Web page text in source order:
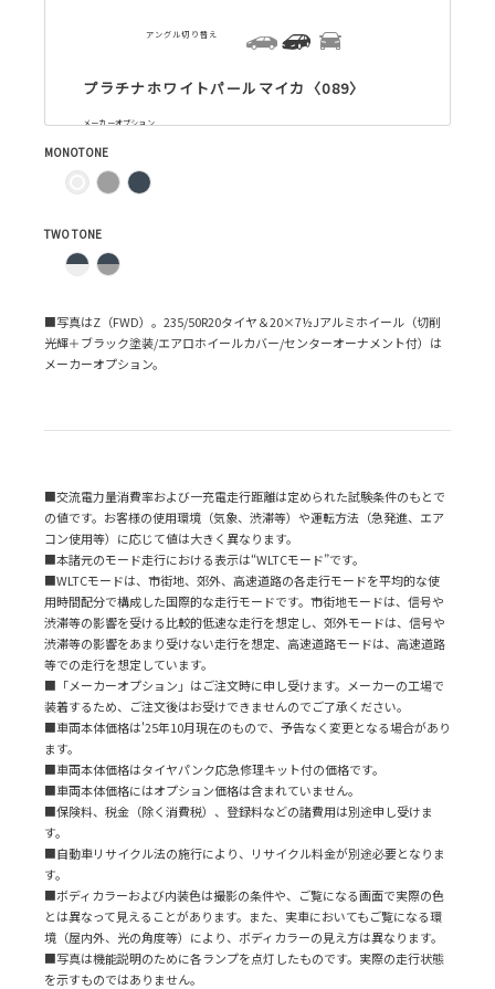
プラチナホワイトパールマイカ〈089〉
メーカーオプション
アングル切り替え
MONOTONE
TWO TONE
■写真はZ（FWD）。235/50R20タイヤ＆20×7½Jアルミホイール（切削
光輝＋ブラック塗装/エアロホイールカバー/センターオーナメント付）は
メーカーオプション。
■交流電力量消費率および一充電走行距離は定められた試験条件のもとで
の値です。お客様の使用環境（気象、渋滞等）や運転方法（急発進、エア
コン使用等）に応じて値は大きく異なります。
■本諸元のモード走行における表示は“WLTCモード”です。
■WLTCモードは、市街地、郊外、高速道路の各走行モードを平均的な使
用時間配分で構成した国際的な走行モードです。市街地モードは、信号や
渋滞等の影響を受ける比較的低速な走行を想定し、郊外モードは、信号や
渋滞等の影響をあまり受けない走行を想定、高速道路モードは、高速道路
等での走行を想定しています。
■「メーカーオプション」はご注文時に申し受けます。メーカーの工場で
装着するため、ご注文後はお受けできませんのでご了承ください。
■車両本体価格は'25年10月現在のもので、予告なく変更となる場合があり
ます。
■車両本体価格はタイヤパンク応急修理キット付の価格です。
■車両本体価格にはオプション価格は含まれていません。
■保険料、税金（除く消費税）、登録料などの諸費用は別途申し受けま
す。
■自動車リサイクル法の施行により、リサイクル料金が別途必要となりま
す。
■ボディカラーおよび内装色は撮影の条件や、ご覧になる画面で実際の色
とは異なって見えることがあります。また、実車においてもご覧になる環
境（屋内外、光の角度等）により、ボディカラーの見え方は異なります。
■写真は機能説明のために各ランプを点灯したものです。実際の走行状態
を示すものではありません。